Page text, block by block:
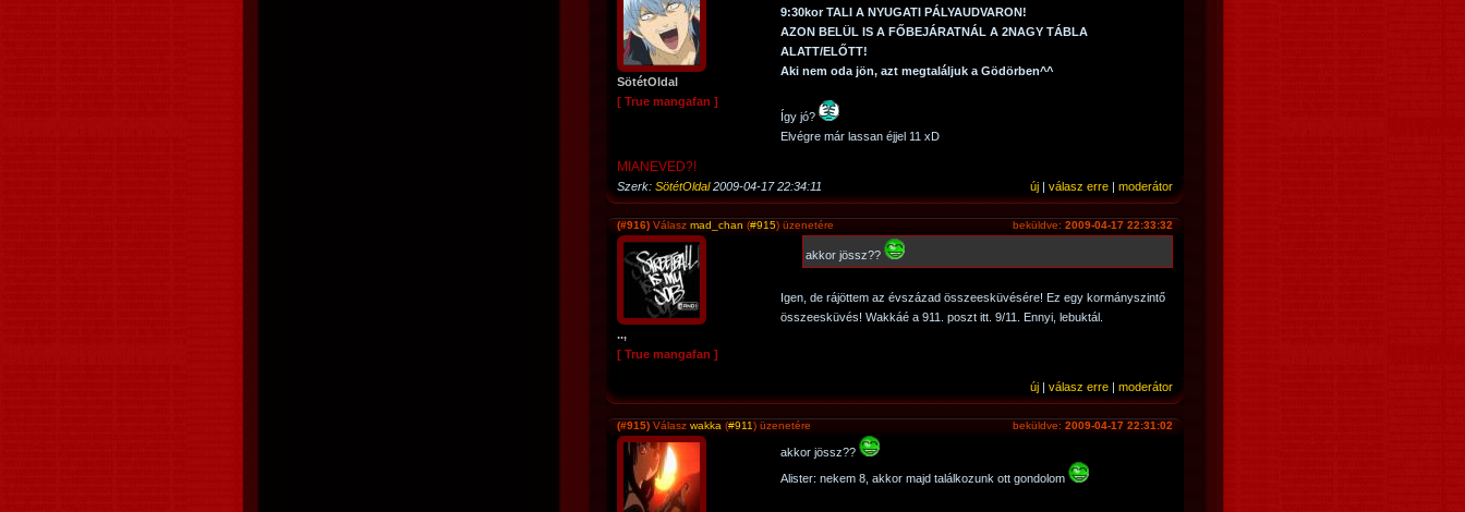
SötétOldal
[ True mangafan ]
9:30kor TALI A NYUGATI PÁLYAUDVARON!
AZON BELÜL IS A FŐBEJÁRATNÁL A 2NAGY TÁBLA
ALATT/ELŐTT!
Aki nem oda jön, azt megtaláljuk a Gödörben^^
Így jó?
Elvégre már lassan éjjel 11 xD
MIANEVED?!
új | válasz erre | moderátor
Szerk: SötétOldal2009-04-17 22:34:11
beküldve: 2009-04-17 22:33:32
(#916) Válasz mad_chan (#915) üzenetére
..,
[ True mangafan ]
akkor jössz??
Igen, de rájöttem az évszázad összeesküvésére! Ez egy kormányszintő
összeesküvés! Wakkáé a 911. poszt itt. 9/11. Ennyi, lebuktál.
új | válasz erre | moderátor
beküldve: 2009-04-17 22:31:02
(#915) Válasz wakka (#911) üzenetére
akkor jössz??
Alister: nekem 8, akkor majd találkozunk ott gondolom